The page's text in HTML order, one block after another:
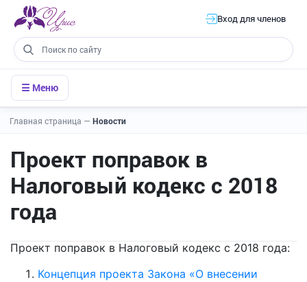
Вход для членов
☰ Меню
Главная страница — Новости
Проект поправок в
Налоговый кодекс с 2018
года
Проект поправок в Налоговый кодекс с 2018 года:
Концепция проекта Закона «О внесении